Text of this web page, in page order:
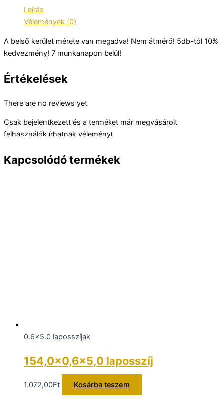
Leírás
Vélemények (0)
A belső kerület mérete van megadva! Nem átmérő! 5db-tól 10%
kedvezmény! 7 munkanapon belül!
Értékelések
There are no reviews yet
Csak bejelentkezett és a terméket már megvásárolt
felhasználók írhatnak véleményt.
Kapcsolódó termékek
0.6x5.0 laposszíjak
154,0×0,6×5,0 laposszíj
1.072,00Ft Kosárba teszem